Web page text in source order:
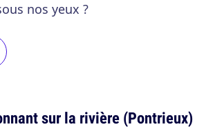
nos yeux ?
sur la rivière (Pontrieux)